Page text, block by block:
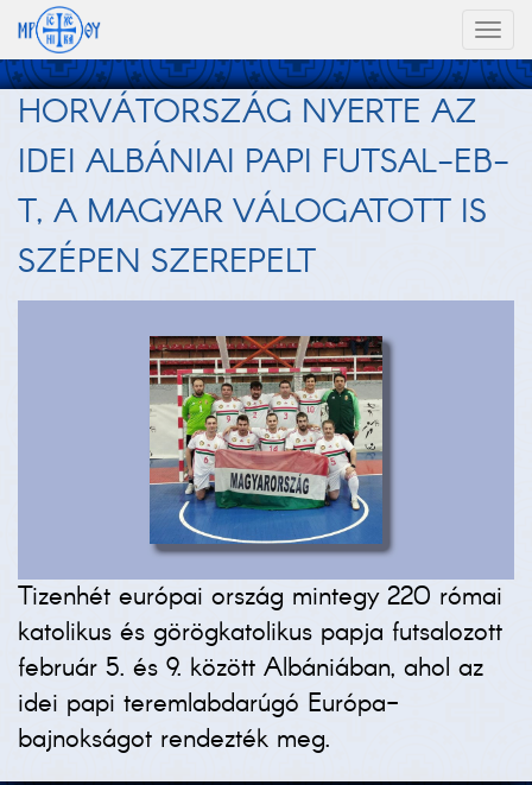
HORVÁTORSZÁG NYERTE AZ
IDEI ALBÁNIAI PAPI FUTSAL-EB-
T, A MAGYAR VÁLOGATOTT IS
SZÉPEN SZEREPELT
Tizenhét európai ország mintegy 220 római
katolikus és görögkatolikus papja futsalozott
február 5. és 9. között Albániában, ahol az
idei papi teremlabdarúgó Európa-
bajnokságot rendezték meg.